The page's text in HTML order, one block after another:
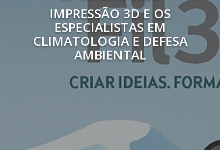
IMPRESSÃO 3D E OS
ESPECIALISTAS EM
CLIMATOLOGIA E DEFESA
AMBIENTAL